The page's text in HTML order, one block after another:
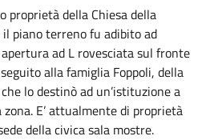
proprietà della Chiesa della
piano terreno fu adibito ad
ad L rovesciata sul fronte
alla famiglia Foppoli, della
lo destinò ad un’istituzione a
E’ attualmente di proprietà
della civica sala mostre.